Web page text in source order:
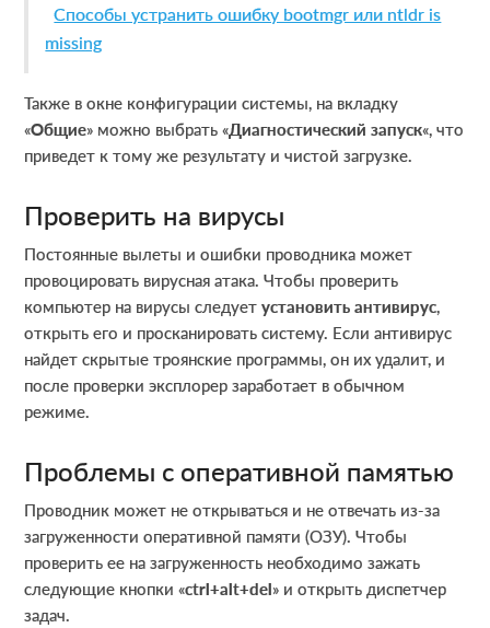
Способы устранить ошибку bootmgr или ntldr is
missing
Также в окне конфигурации системы, на вкладку
«Общие» можно выбрать «Диагностический запуск«, что
приведет к тому же результату и чистой загрузке.
Проверить на вирусы
Постоянные вылеты и ошибки проводника может
провоцировать вирусная атака. Чтобы проверить
компьютер на вирусы следуетустановить антивирус,
открыть его и просканировать систему. Если антивирус
найдет скрытые троянские программы, он их удалит, и
после проверки эксплорер заработает в обычном
режиме.
Проблемы с оперативной памятью
Проводник может не открываться и не отвечать из-за
загруженности оперативной памяти (ОЗУ). Чтобы
проверить ее на загруженность необходимо зажать
следующие кнопки «ctrl+alt+del» и открыть диспетчер
задач.